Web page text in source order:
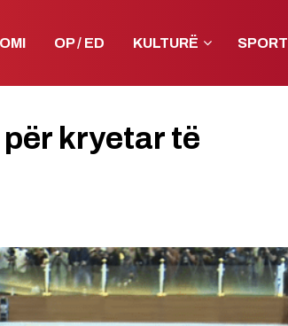
OP / ED KULTURË SPORT
kryetar të